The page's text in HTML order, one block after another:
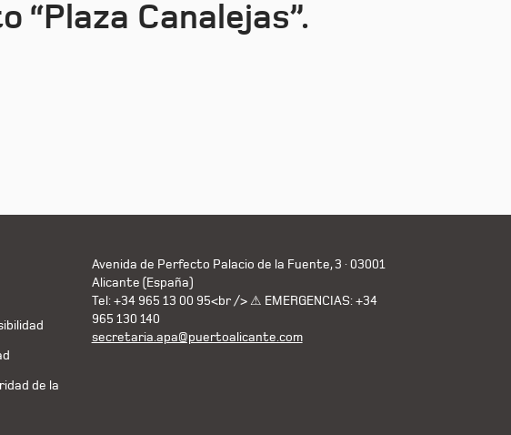
Canalejas”.
de la
Avenida de Perfecto Palacio de la Fuente, 3 · 03001
Alicante (España)
Tel: +34 965 13 00 95<br /> ⚠ EMERGENCIAS: +34
965 130 140
secretaria.apa@puertoalicante.com